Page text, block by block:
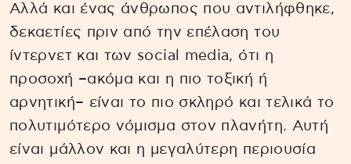
Αλλά και ένας άνθρωπος που αντιλήφθηκε,
δεκαετίες πριν από την επέλαση του
ίντερνετ και των social media, ότι η
προσοχή –ακόμα και η πιο τοξική ή
αρνητική– είναι το πιο σκληρό και τελικά το
πολυτιμότερο νόμισμα στον πλανήτη. Αυτή
είναι μάλλον και η μεγαλύτερη περιουσία